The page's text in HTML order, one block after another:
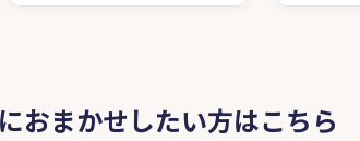
おまかせしたい方はこちら